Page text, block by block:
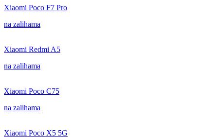
Xiaomi Poco F7 Pro
na zalihama
Xiaomi Redmi A5
na zalihama
Xiaomi Poco C75
na zalihama
Xiaomi Poco X5 5G